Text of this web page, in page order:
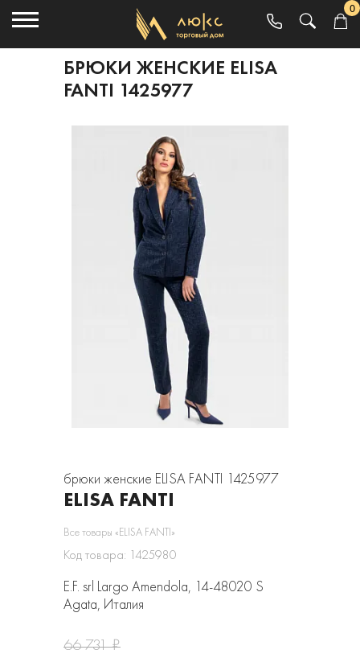
0
БРЮКИ ЖЕНСКИЕ ELISA
FANTI 1425977
брюки женские ELISA FANTI 1425977
ELISA FANTI
Все товары «ELISA FANTI»
Код товара: 1425980
E.F. srl Largo Amendola, 14-48020 S
Agata, Италия
66 731 ₽